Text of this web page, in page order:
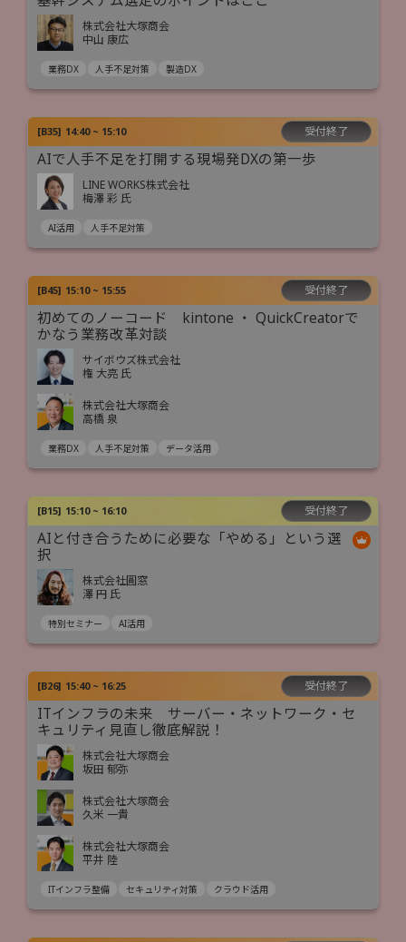
株式会社大塚商会
中山 康広
業務DX 人手不足対策 製造DX
[B35] 14:40 ~ 15:10 受付終了
AIで人手不足を打開する現場発DXの第一歩
LINE WORKS株式会社
梅澤 彩 氏
AI活用 人手不足対策
[B45] 15:10 ~ 15:55 受付終了
初めてのノーコード kintone ・ QuickCreatorで
かなう業務改革対談
サイボウズ株式会社
権 大亮 氏
株式会社大塚商会
高橋 泉
業務DX 人手不足対策 データ活用
[B15] 15:10 ~ 16:10 受付終了
AIと付き合うために必要な「やめる」という選
択
株式会社圓窓
澤 円 氏
特別セミナー AI活用
[B26] 15:40 ~ 16:25 受付終了
ITインフラの未来 サーバー・ネットワーク・セ
キュリティ見直し徹底解説！
株式会社大塚商会
坂田 郁弥
株式会社大塚商会
久米 一貴
株式会社大塚商会
平井 陸
ITインフラ整備 セキュリティ対策 クラウド活用